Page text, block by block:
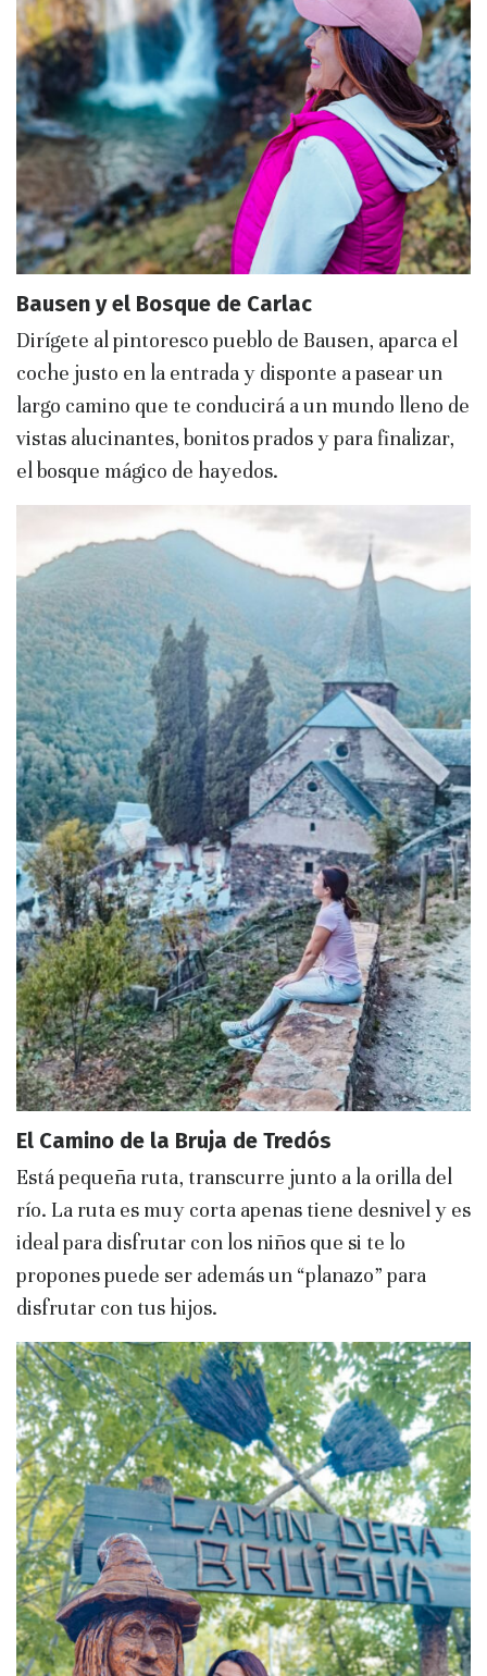
Bausen y el Bosque de Carlac
Dirígete al pintoresco pueblo de Bausen, aparca el
coche justo en la entrada y disponte a pasear un
largo camino que te conducirá a un mundo lleno de
vistas alucinantes, bonitos prados y para finalizar,
el bosque mágico de hayedos.
El Camino de la Bruja de Tredós
Está pequeña ruta, transcurre junto a la orilla del
río. La ruta es muy corta apenas tiene desnivel y es
ideal para disfrutar con los niños que si te lo
propones puede ser además un “planazo” para
disfrutar con tus hijos.